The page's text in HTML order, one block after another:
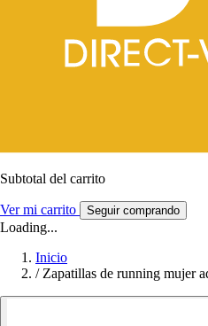
Subtotal del carrito
Ver mi carrito Seguir comprando
Loading...
Inicio
/ Zapatillas de running mujer